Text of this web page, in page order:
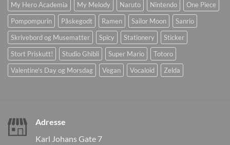
My Hero Academia
My Melody Naruto Nintendo
One Piece
Pompompurin
Påskegodt Ramen Sailor Moon
Sanrio
Skrivebord og Musematter
Spicy Stationery
Sticker
Stort Priskutt!
Studio Ghibli Super Mario
Totoro
Valentine's Day og Morsdag
Vegan Vocaloid Zelda
Adresse
Karl Johans Gate 7